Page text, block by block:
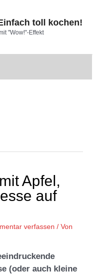
toll kochen!
"Wow!"-Effekt
Apfel,
auf
verfassen / Von
(oder auch kleine